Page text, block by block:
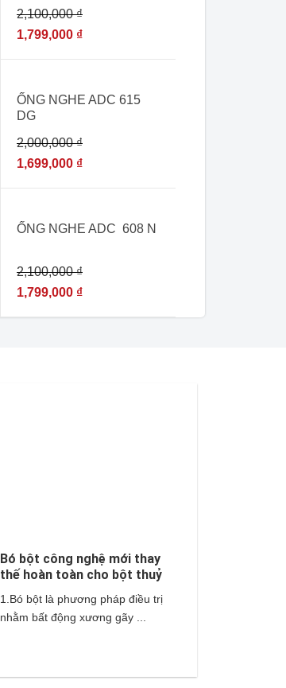
2,100,000₫
1,799,000 ₫
ỐNG NGHE ADC 615
DG
2,000,000₫
1,699,000 ₫
ỐNG NGHE ADC 608 N
2,100,000₫
1,799,000 ₫
Bó bột công nghệ mới thay
thế hoàn toàn cho bột thuỷ
1.Bó bột là phương pháp điều trị
nhằm bất động xương gãy ...